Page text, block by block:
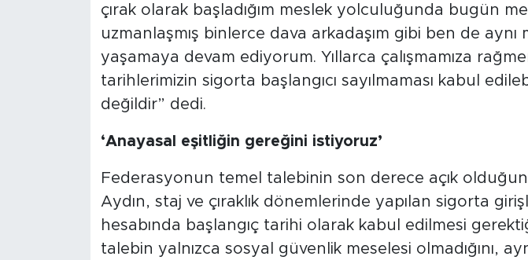
çırak olarak başladığım meslek yolculuğunda bugün
uzmanlaşmış binlerce dava arkadaşım gibi ben de aynı
yaşamaya devam ediyorum. Yıllarca çalışmamıza
tarihlerimizin sigorta başlangıcı sayılmaması kabul
değildir” dedi.
‘Anayasal eşitliğin gereğini istiyoruz’
Federasyonun temel talebinin son derece açık
Aydın, staj ve çıraklık dönemlerinde yapılan sigorta
hesabında başlangıç tarihi olarak kabul edilmesi
talebin yalnızca sosyal güvenlik meselesi olmadığını,